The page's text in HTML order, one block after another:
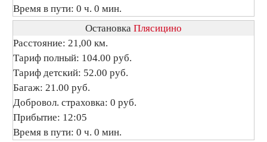
Время в пути: 0 ч. 0 мин.
Остановка Плясицино
Расстояние: 21,00 км.
Тариф полный: 104.00 руб.
Тариф детский: 52.00 руб.
Багаж: 21.00 руб.
Добровол. страховка: 0 руб.
Прибытие: 12:05
Время в пути: 0 ч. 0 мин.